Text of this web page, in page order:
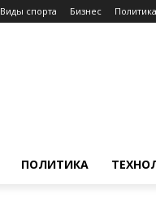
Виды спорта Бизнес Политика
ПОЛИТИКА